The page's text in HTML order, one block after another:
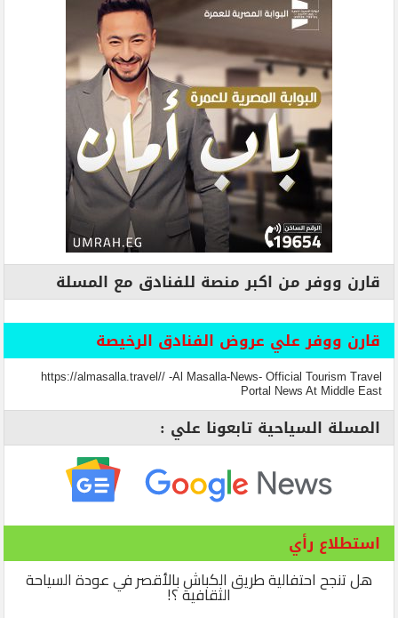
قارن ووفر من اكبر منصة للفنادق مع المسلة
قارن ووفر علي عروض الفنادق الرخيصة
https://almasalla.travel// -Al Masalla-News- Official Tourism Travel
Portal News At Middle East
المسلة السياحية تابعونا علي :
استطلاع رأي
هل تنجح احتفالية طريق الكباش بالأقصر في عودة السياحة
الثقافية ؟!